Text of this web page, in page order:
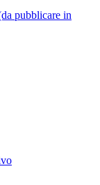
pubblicare in